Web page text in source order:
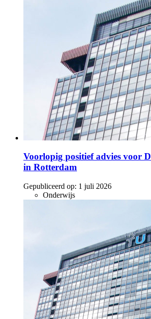
Voorlopig positief advies voor
in Rotterdam
Gepubliceerd op: 1 juli 2026
Onderwijs